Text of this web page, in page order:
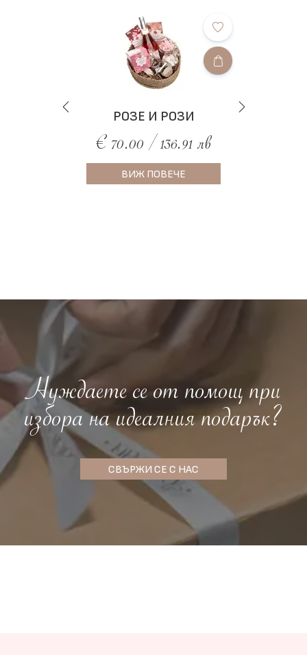
РОЗЕ И РОЗИ
€ 70.00 / 136.91 лв
ВИЖ ПОВЕЧЕ
Нуждаете се от помощ при
избора на идеалния подарък?
СВЪРЖИ СЕ С НАС